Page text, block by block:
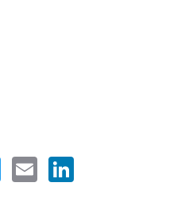
TWITTEREMAIL LINKEDIN